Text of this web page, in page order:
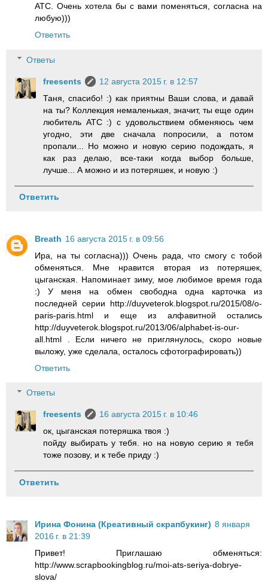
АТС. Очень хотела бы с вами поменяться, согласна на
любую)))
Ответить
Ответы
freesents
12 августа 2015 г. в 12:57
Таня, спасибо! :) как приятны Ваши слова, и давай
на ты? Коллекция немаленькая, значит, ты еще один
любитель АТС :) с удовольствием обменяюсь чем
угодно, эти две сначала попросили, а потом
пропали... Но можно и новую серию подождать, я
как раз делаю, все-таки когда выбор больше,
лучше... А можно и из потеряшек, и новую :)
Ответить
Breath 16 августа 2015 г. в 09:56
Ира, на ты согласна))) Очень рада, что смогу с тобой
обменяться. Мне нравится вторая из потеряшек,
цыганская. Напоминает зиму, мое любимое время года
:) У меня на обмен свободна одна карточка из
последней серии http://duyveterok.blogspot.ru/2015/08/o-
paris-paris.html и еще из алфавитной остались
http://duyveterok.blogspot.ru/2013/06/alphabet-is-our-
all.html . Если ничего не приглянулось, скоро новые
выложу, уже сделала, осталось сфотографировать))
Ответить
Ответы
freesents
16 августа 2015 г. в 10:46
ок, цыганская потеряшка твоя :)
пойду выбирать у тебя. но на новую серию я тебя
тоже позову, и к тебе приду :)
Ответить
Ирина Фонина (Креативный скрапбукинг) 8 января
2016 г. в 21:39
Привет! Приглашаю обменяться:
http://www.scrapbookingblog.ru/moi-ats-seriya-dobrye-
slova/